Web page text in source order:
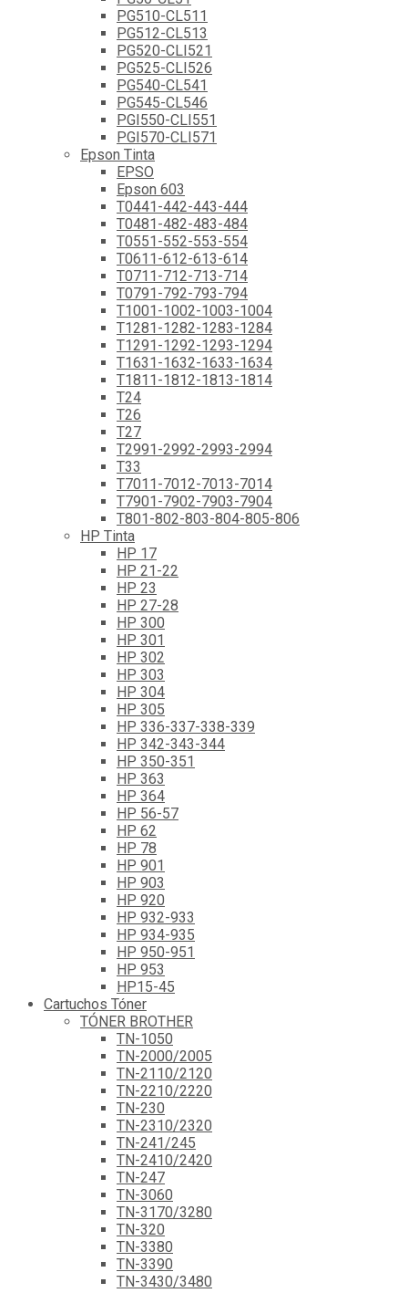
PG510-CL511
PG512-CL513
PG520-CLI521
PG525-CLI526
PG540-CL541
PG545-CL546
PGI550-CLI551
PGI570-CLI571
Epson Tinta
EPSO
Epson 603
T0441-442-443-444
T0481-482-483-484
T0551-552-553-554
T0611-612-613-614
T0711-712-713-714
T0791-792-793-794
T1001-1002-1003-1004
T1281-1282-1283-1284
T1291-1292-1293-1294
T1631-1632-1633-1634
T1811-1812-1813-1814
T24
T26
T27
T2991-2992-2993-2994
T33
T7011-7012-7013-7014
T7901-7902-7903-7904
T801-802-803-804-805-806
HP Tinta
HP 17
HP 21-22
HP 23
HP 27-28
HP 300
HP 301
HP 302
HP 303
HP 304
HP 305
HP 336-337-338-339
HP 342-343-344
HP 350-351
HP 363
HP 364
HP 56-57
HP 62
HP 78
HP 901
HP 903
HP 920
HP 932-933
HP 934-935
HP 950-951
HP 953
HP15-45
Cartuchos Tóner
TÓNER BROTHER
TN-1050
TN-2000/2005
TN-2110/2120
TN-2210/2220
TN-230
TN-2310/2320
TN-241/245
TN-2410/2420
TN-247
TN-3060
TN-3170/3280
TN-320
TN-3380
TN-3390
TN-3430/3480